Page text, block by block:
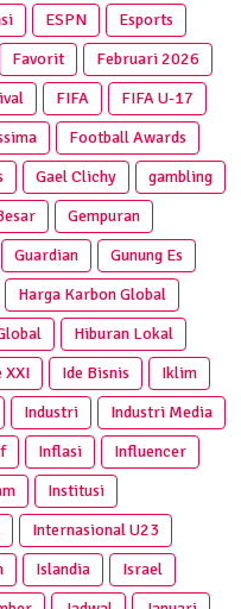
ESPN
Esports
Favorit
Februari 2026
FIFA
FIFA U-17
Football Awards
Gael Clichy
gambling
Gempuran
Guardian
Gunung Es
Harga Karbon Global
Hiburan Lokal
XXI Ide Bisnis
Iklim
Industri
Industri Media
Inflasi
Influencer
Institusi
Internasional U23
Islandia
Israel